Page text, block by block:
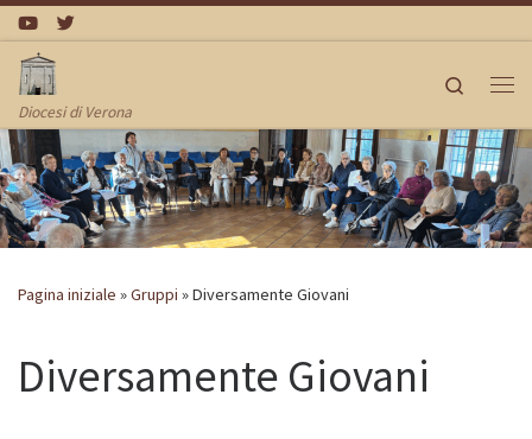
Passa al contenuto
Diocesi di Verona
Search
Pagina iniziale »Gruppi »Diversamente Giovani
Diversamente Giovani